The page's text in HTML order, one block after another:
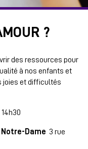
?
des ressources pour
à nos enfants et
joies et difficultés
14h30
Dame 3 rue